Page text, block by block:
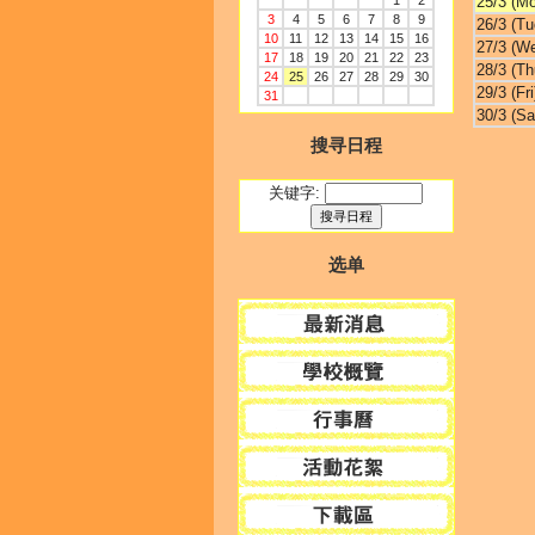
3
4 5 6 7 8
9
10
11 12 13 14 15
16
17
18 19 20 21 22
23
24
25 26 27 28 29
30
31
搜寻日程
关键字:
选单
26/3
27/3
28/3
29/3
30/3